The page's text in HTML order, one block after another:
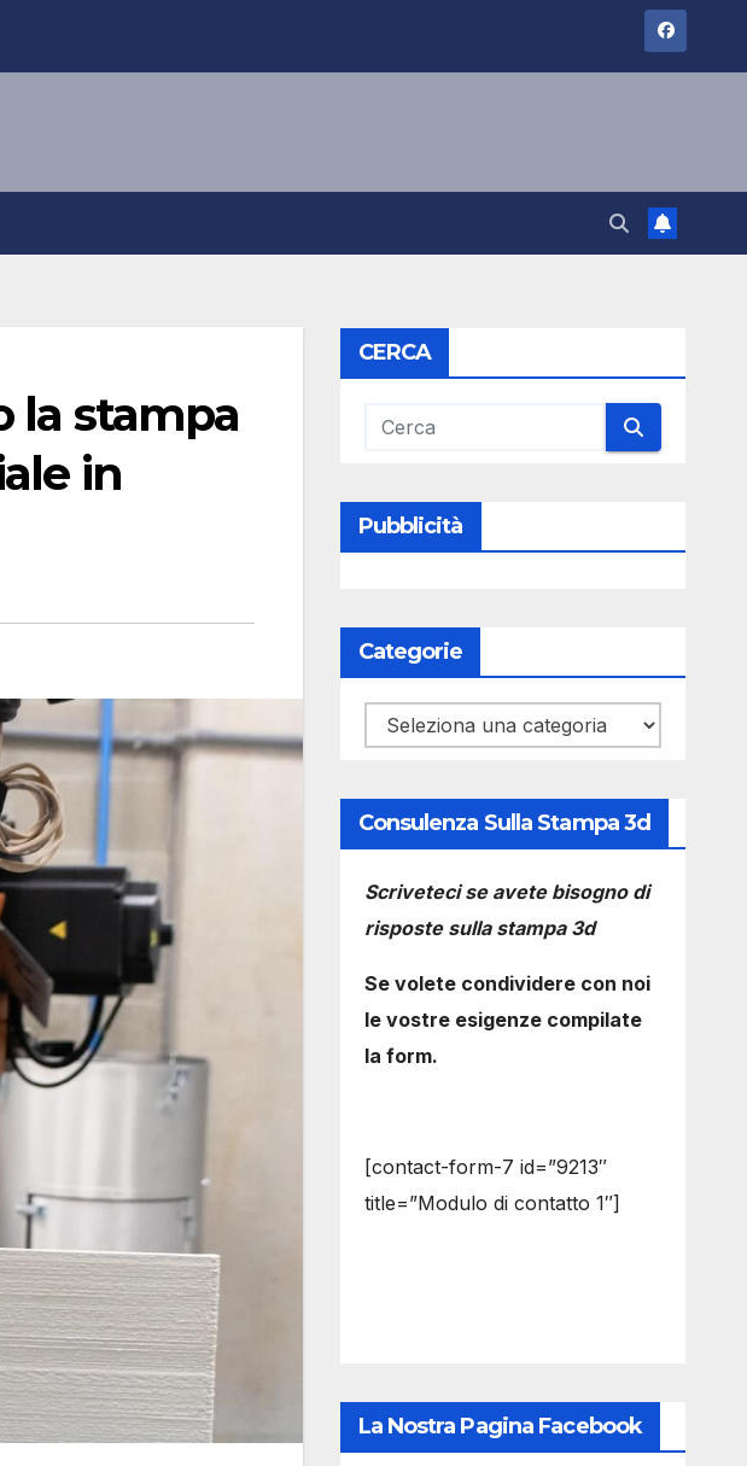
la stampa
in
CERCA
Pubblicità
Categorie
Categorie
Consulenza Sulla Stampa 3d
Scriveteci se avete bisogno di
risposte sulla stampa 3d
Se volete condividere con noi
le vostre esigenze compilate
la form.
[contact-form-7 id=”9213″
title=”Modulo di contatto 1″]
La Nostra Pagina Facebook